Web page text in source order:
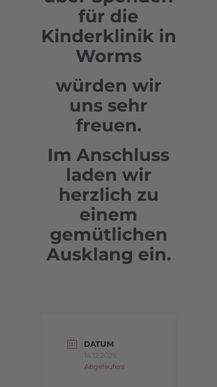
für die
Kinderklinik in
Worms
würden wir
uns sehr
freuen.
Im Anschluss
laden wir
herzlich zu
einem
gemütlichen
Ausklang ein.
DATUM
14.12.2025
Abgelaufen!